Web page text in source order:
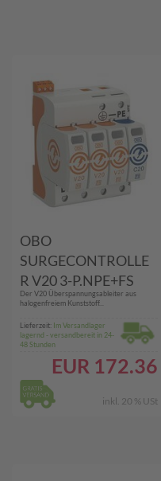
OBO
SURGECONTROLLE
R V20 3-P.NPE+FS
(V20-3+NPE+FS-280)
Der V20 Überspannungsableiter aus
halogenfreiem Kunststoff...
Lieferzeit: Im Versandlager
lagernd - versandbereit in 24-
48 Stunden
EUR 172.36
inkl. 20 % USt